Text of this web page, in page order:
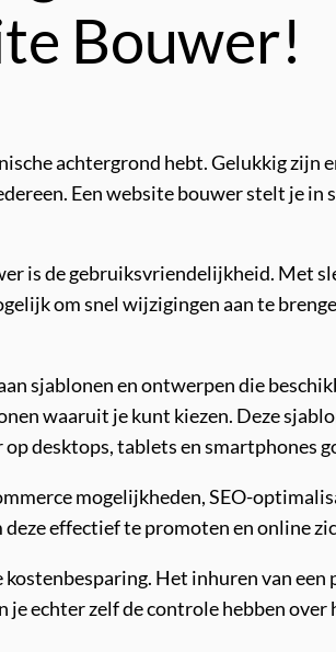
Bouwer!
achtergrond hebt. Gelukkig
Een website bouwer stelt je
is de gebruiksvriendelijkheid. Met
om snel wijzigingen aan te
sjablonen en ontwerpen die
waaruit je kunt kiezen. Deze
desktops, tablets en smartphones
mogelijkheden, SEO-
effectief te promoten en online
Het inhuren van
echter zelf de controle hebben over